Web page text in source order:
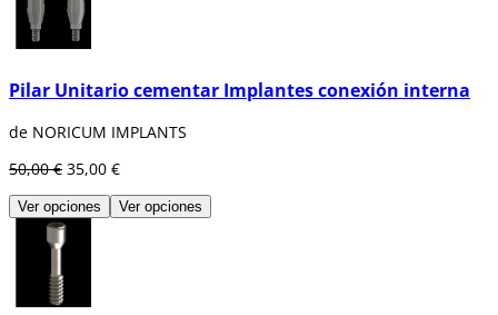
Pilar Unitario cementar Implantes conexión interna
de NORICUM IMPLANTS
50,00 € 35,00 €
Ver opciones Ver opciones